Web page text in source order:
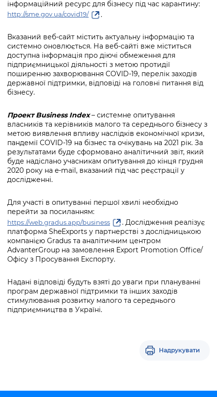
інформаційний ресурс для бізнесу під час карантину:
http://sme.gov.ua/covid19/ .
Вказаний веб-сайт містить актуальну інформацію та
системно оновлюється. На веб-сайті вже міститься
доступна інформація про діючі обмеження для
підприємницької діяльності з метою протидії
поширенню захворювання COVID-19, перелік заходів
державної підтримки, відповіді на головні питання від
бізнесу.
ПроектBusiness Index– системне опитування
власників та керівників малого та середнього бізнесу з
метою виявлення впливу наслідків економічної кризи,
пандемії COVID-19 на бізнес та очікувань на 2021 рік. За
результатами буде сформовано аналітичний звіт, який
буде надіслано учасникам опитування до кінця грудня
2020 року на e-mail, вказаний під час реєстрації у
дослідженні.
Для участі в опитуванні першої хвилі необхідно
перейти за посиланням:
https://web.gradus.app/business
. Дослідження реалізує
платформа SheExports у партнерстві з дослідницькою
компанією Gradus та аналітичним центром
AdvanterGroup на замовлення Export Promotion Office/
Офісу з Просування Експорту.
Надані відповіді будуть взяті до уваги при плануванні
програм державної підтримки та інших заходів
стимулювання розвитку малого та середнього
підприємництва в Україні.
Надрукувати